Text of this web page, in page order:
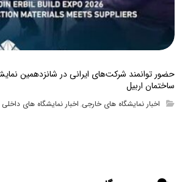
حضور توانمند شرکت‌های ایرانی در شانزدهمین
ساختمان اربیل
اخبار نمایشگاه های خارجی, اخبار نمایشگاه های داخلی